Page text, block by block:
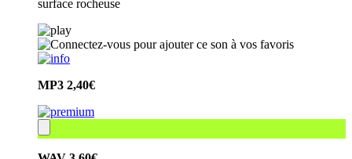
surface rocheuse
MP3 2,40€